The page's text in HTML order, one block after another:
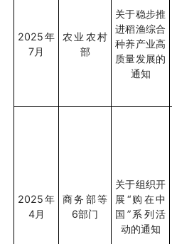
2025年
7月
农业农村
部
关于稳步推
进稻渔综合
种养产业高
质量发展的
通知
2025年
4月
商务部等
6部门
关于组织开
展 “购在中
国 ”系列活
动的通知